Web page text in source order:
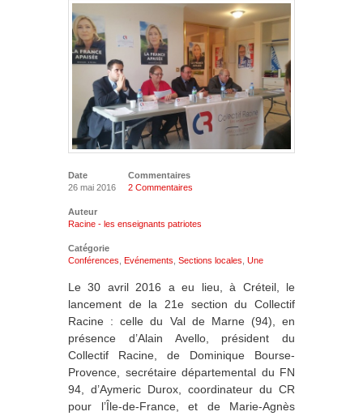
Date
26 mai 2016
Commentaires
2 Commentaires
Auteur
Racine - les enseignants patriotes
Catégorie
Conférences Evénements Sections locales Une
Le 30 avril 2016 a eu lieu, à Créteil, le
lancement de la 21e section du Collectif
Racine : celle du Val de Marne (94), en
présence d’Alain Avello, président du
Collectif Racine, de Dominique Bourse-
Provence, secrétaire départemental du FN
94, d’Aymeric Durox, coordinateur du CR
pour l’Île-de-France, et de Marie-Agnès